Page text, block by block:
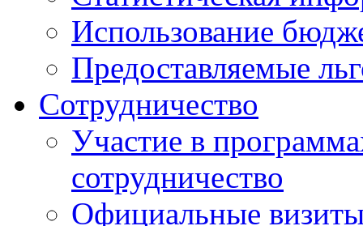
Использование
Предоставляемые
Сотрудничество
Участие в
сотрудничество
Официальные